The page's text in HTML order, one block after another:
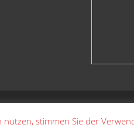
stimmen Sie der